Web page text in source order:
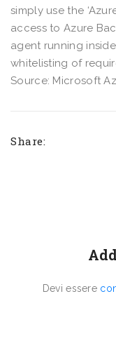
simply use the
access to Azure
agent running
whitelisting of
Source: Microsoft
Share:
Devi essere